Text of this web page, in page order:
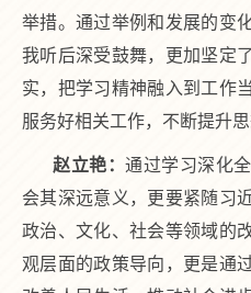
举措。通过举例和发展的变
我听后深受鼓舞，更加坚定
实，把学习精神融入到工作
服务好相关工作，不断提升思
赵立艳：通过学习深化
会其深远意义，更要紧随习
政治、文化、社会等领域的
观层面的政策导向，更是通